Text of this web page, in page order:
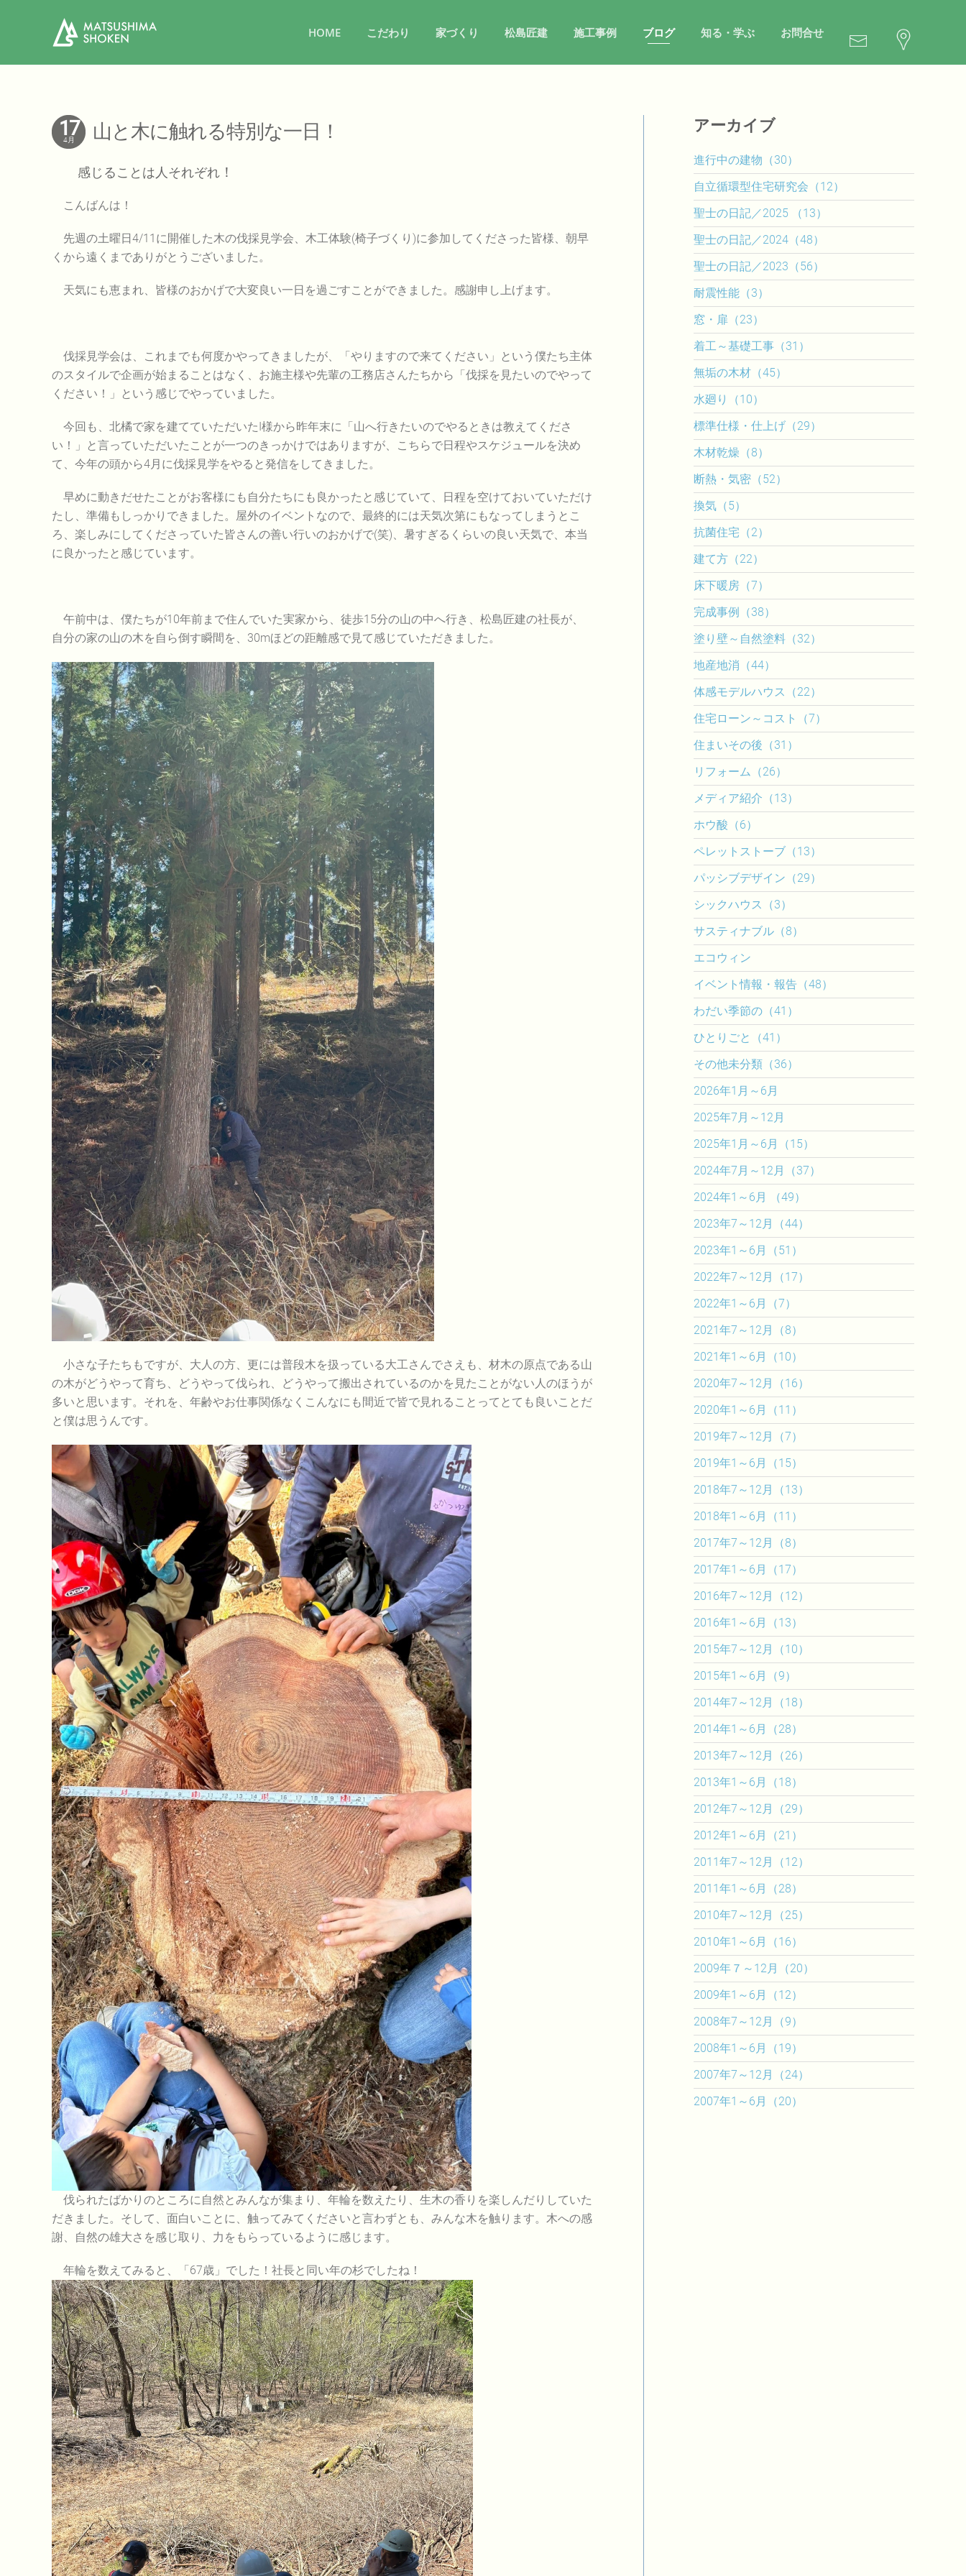
HOME こだわり 家づくり 松島匠建 施工事例 ブログ 知る・学ぶ お問合せ
17
4月 山と木に触れる特別な一日！
感じることは人それぞれ ！
こんばんは！
先週の土曜日4/11に開催した木の伐採見学会、木工体験(椅子づくり)に参加してくださった皆様、朝早
くから遠くまでありがとうございました。
天気にも恵まれ、皆様のおかげで大変良い一日を過ごすことができました。感謝申し上げます。
伐採見学会は、これまでも何度かやってきましたが、「やりますので来てください」という僕たち主体
のスタイルで企画が始まることはなく、お施主様や先輩の工務店さんたちから「伐採を見たいのでやって
ください！」という感じでやっていました。
今回も、北橘で家を建てていただいたI様から昨年末に「山へ行きたいのでやるときは教えてくださ
い！」と言っていただいたことが一つのきっかけではありますが、こちらで日程やスケジュールを決め
て、今年の頭から4月に伐採見学をやると発信をしてきました。
早めに動きだせたことがお客様にも自分たちにも良かったと感じていて、日程を空けておいていただけ
たし、準備もしっかりできました。屋外のイベントなので、最終的には天気次第にもなってしまうとこ
ろ、楽しみにしてくださっていた皆さんの善い行いのおかげで(笑)、暑すぎるくらいの良い天気で、本当
に良かったと感じています。
午前中は、僕たちが10年前まで住んでいた実家から、徒歩15分の山の中へ行き、松島匠建の社長が、
自分の家の山の木を自ら倒す瞬間を、30mほどの距離感で見て感じていただきました。
小さな子たちもですが、大人の方、更には普段木を扱っている大工さんでさえも、材木の原点である山
の木がどうやって育ち、どうやって伐られ、どうやって搬出されているのかを見たことがない人のほうが
多いと思います。それを、年齢やお仕事関係なくこんなにも間近で皆で見れることってとても良いことだ
と僕は思うんです。
伐られたばかりのところに自然とみんなが集まり、年輪を数えたり、生木の香りを楽しんだりしていた
だきました。そして、面白いことに、触ってみてくださいと言わずとも、みんな木を触ります。木への感
謝、自然の雄大さを感じ取り、力をもらっているように感じます。
年輪を数えてみると、「67歳」でした！社長と同い年の杉でしたね！
アーカイブ
進行中の建物（30）
自立循環型住宅研究会（12）
聖士の日記／2025 （13）
聖士の日記／2024（48）
聖士の日記／2023（56）
耐震性能（3）
窓・扉（23）
着工～基礎工事（31）
無垢の木材（45）
水廻り（10）
標準仕様・仕上げ（29）
木材乾燥（8）
断熱・気密（52）
換気（5）
抗菌住宅（2）
建て方（22）
床下暖房（7）
完成事例（38）
塗り壁～自然塗料（32）
地産地消（44）
体感モデルハウス（22）
住宅ローン～コスト（7）
住まいその後（31）
リフォーム（26）
メディア紹介（13）
ホウ酸（6）
ペレットストーブ（13）
パッシブデザイン（29）
シックハウス（3）
サスティナブル（8）
エコウィン
イベント情報・報告（48）
わだい季節の（41）
ひとりごと（41）
その他未分類（36）
2026年1月～6月
2025年7月～12月
2025年1月～6月（15）
2024年7月～12月（37）
2024年1～6月 （49）
2023年7～12月（44）
2023年1～6月（51）
2022年7～12月（17）
2022年1～6月（7）
2021年7～12月（8）
2021年1～6月（10）
2020年7～12月（16）
2020年1～6月（11）
2019年7～12月（7）
2019年1～6月（15）
2018年7～12月（13）
2018年1～6月（11）
2017年7～12月（8）
2017年1～6月（17）
2016年7～12月（12）
2016年1～6月（13）
2015年7～12月（10）
2015年1～6月（9）
2014年7～12月（18）
2014年1～6月（28）
2013年7～12月（26）
2013年1～6月（18）
2012年7～12月（29）
2012年1～6月（21）
2011年7～12月（12）
2011年1～6月（28）
2010年7～12月（25）
2010年1～6月（16）
2009年７～12月（20）
2009年1～6月（12）
2008年7～12月（9）
2008年1～6月（19）
2007年7～12月（24）
2007年1～6月（20）